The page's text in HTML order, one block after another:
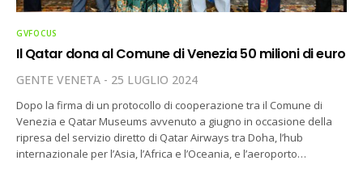
GVFOCUS
Il Qatar dona al Comune di Venezia 50 milioni di euro
GENTE VENETA 25 LUGLIO 2024
Dopo la firma di un protocollo di cooperazione tra il Comune di
Venezia e Qatar Museums avvenuto a giugno in occasione della
ripresa del servizio diretto di Qatar Airways tra Doha, l’hub
internazionale per l’Asia, l’Africa e l’Oceania, e l’aeroporto…